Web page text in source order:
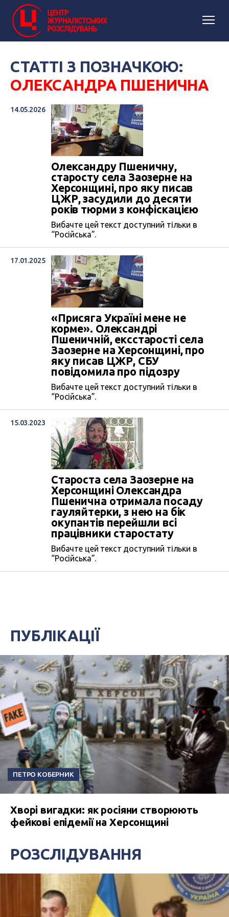
СТАТТІ З ПОЗНАЧКОЮ:
ОЛЕКСАНДРА ПШЕНИЧНА
14.05.2026
Олександру Пшеничну,
старосту села Заозерне на
Херсонщині, про яку писав
ЦЖР, засудили до десяти
років тюрми з конфіскацією
Вибачте цей текст доступний тільки в
“Російська”.
17.01.2025
«Присяга Україні мене не
корме». Олександрі
Пшеничній, ексстарості села
Заозерне на Херсонщині, про
яку писав ЦЖР, СБУ
повідомила про підозру
Вибачте цей текст доступний тільки в
“Російська”.
15.03.2023
Староста села Заозерне на
Херсонщині Олександра
Пшенична отримала посаду
гауляйтерки, з нею на бік
окупантів перейшли всі
працівники старостату
Вибачте цей текст доступний тільки в
“Російська”.
ПУБЛІКАЦІЇ
ПЕТРО КОБЕРНИК
Хворі вигадки: як росіяни створюють
фейкові епідемії на Херсонщині
РОЗСЛІДУВАННЯ